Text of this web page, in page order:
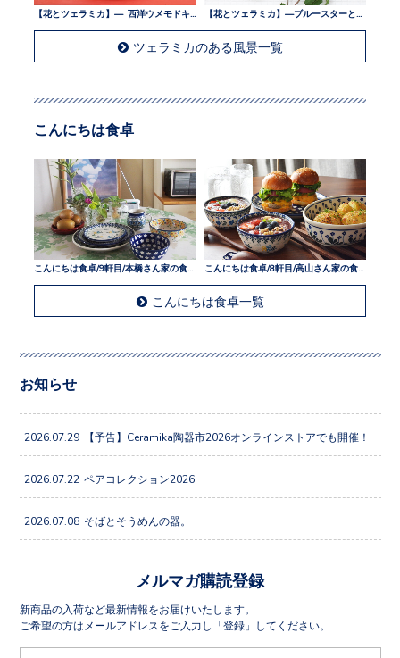
ツェラミカのある風景一覧
こんにちは食卓
こんにちは食卓/9軒目/本橋さん家の食卓
こんにちは食卓一覧
お知らせ
2026.07.29 【予告】Ceramika陶器市2026オンラインストアでも開催！
2026.07.22 ペアコレクション2026
2026.07.08 そばとそうめんの器。
メルマガ購読登録
新商品の入荷など最新情報をお届けいたします。
ご希望の方はメールアドレスをご入力し「登録」してください。